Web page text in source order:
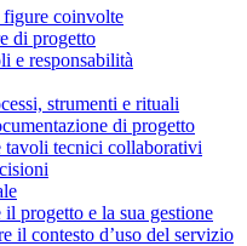
figure coinvolte
di progetto
e responsabilità
strumenti e rituali
di progetto
tavoli tecnici collaborativi
progetto e la sua gestione
il contesto d’uso del servizio